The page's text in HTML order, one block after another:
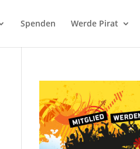
Spenden Werde Pirat